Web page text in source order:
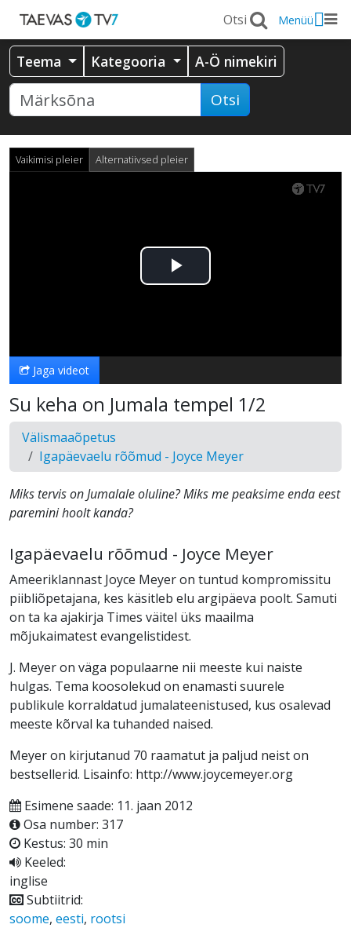
Menüü
Teema Kategooria A-Ö nimekiri
Otsi
Vaikimisi pleier Alternatiivsed pleier
Esita
Jaga videot
Su keha on Jumala tempel 1/2
Välismaaõpetus
Igapäevaelu rõõmud - Joyce Meyer
Miks tervis on Jumalale oluline? Miks me peaksime enda eest
paremini hoolt kanda?
Igapäevaelu rõõmud - Joyce Meyer
Ameeriklannast Joyce Meyer on tuntud kompromissitu
piibliõpetajana, kes käsitleb elu argipäeva poolt. Samuti
on ta ka ajakirja Times väitel üks maailma
mõjukaimatest evangelistidest.
J. Meyer on väga populaarne nii meeste kui naiste
hulgas. Tema koosolekud on enamasti suurele
publikule korraldatud jumalateenistused, kus osalevad
meeste kõrval ka tuhanded naised.
Meyer on kirjutanud 70 raamatut ja paljud neist on
bestsellerid. Lisainfo: http://www.joycemeyer.org
Esimene saade: 11. jaan 2012
Osa number: 317
Kestus: 30 min
Keeled:
inglise
Subtiitrid:
soome, eesti, rootsi